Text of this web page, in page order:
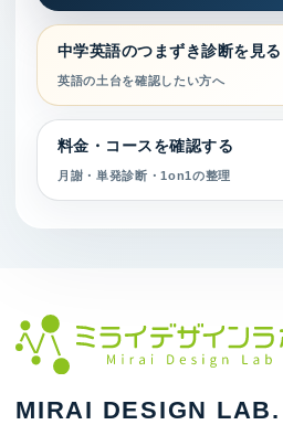
中学英語のつまずき診断を見る
英語の土台を確認したい方へ
料金・コースを確認する
月謝・単発診断・1on1の整理
MIRAI DESIGN